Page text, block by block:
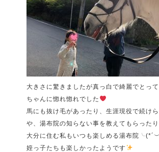
大きさに驚きましたが真っ白で綺麗でとっ
ちゃんに惚れ惚れでした
馬にも抜け毛があったり、生涯現役で続け
や、湯布院の知らない事を教えてもらったり
大分に住む私もいつも楽しめる湯布院╰(*´︶
姪っ子たちも楽しかったようです